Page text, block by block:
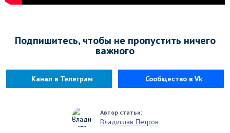
Подпишитесь, чтобы не пропустить ничего
важного
Канал в Телеграм Сообщество в Vk
Владислав Петров